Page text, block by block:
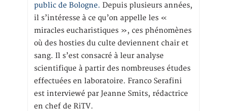
public de Bologne. Depuis plusieurs années,
il s’intéresse à ce qu’on appelle les «
miracles eucharistiques », ces phénomènes
où des hosties du culte deviennent chair et
sang. Il s’est consacré à leur analyse
scientifique à partir des nombreuses études
effectuées en laboratoire. Franco Serafini
est interviewé par Jeanne Smits, rédactrice
en chef de RiTV.